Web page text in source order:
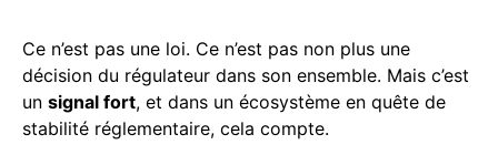
Ce n’est pas une loi. Ce n’est pas non plus une
décision du régulateur dans son ensemble. Mais c’est
un signal fort, et dans un écosystème en quête de
stabilité réglementaire, cela compte.